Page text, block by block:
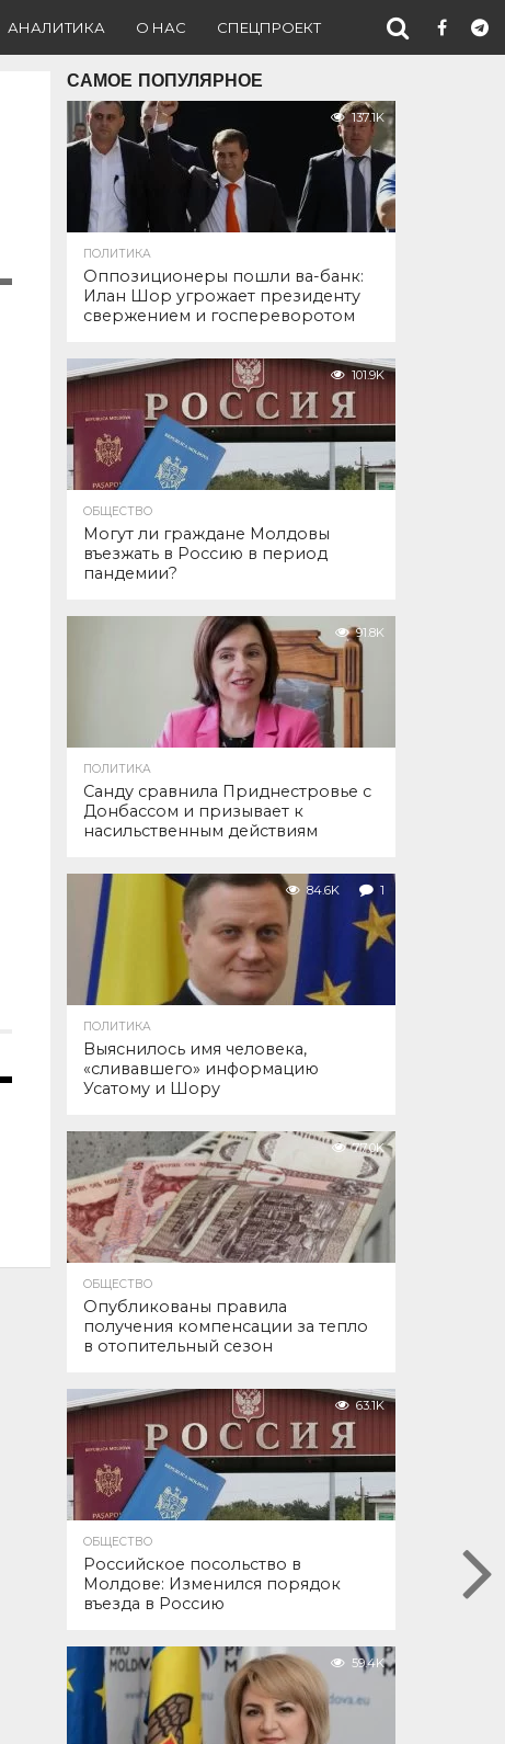
АНАЛИТИКА О НАС СПЕЦПРОЕКТ
САМОЕ ПОПУЛЯРНОЕ
137.1K
ПОЛИТИКА
Оппозиционеры пошли ва-банк:
Илан Шор угрожает президенту
свержением и госпереворотом
101.9K
ОБЩЕСТВО
Могут ли граждане Молдовы
въезжать в Россию в период
пандемии?
91.8K
ПОЛИТИКА
Санду сравнила Приднестровье с
Донбассом и призывает к
насильственным действиям
84.6K 1
ПОЛИТИКА
Выяснилось имя человека,
«сливавшего» информацию
Усатому и Шору
77.0K
ОБЩЕСТВО
Опубликованы правила
получения компенсации за тепло
в отопительный сезон
63.1K
ОБЩЕСТВО
Российское посольство в
Молдове: Изменился порядок
въезда в Россию
59.4K